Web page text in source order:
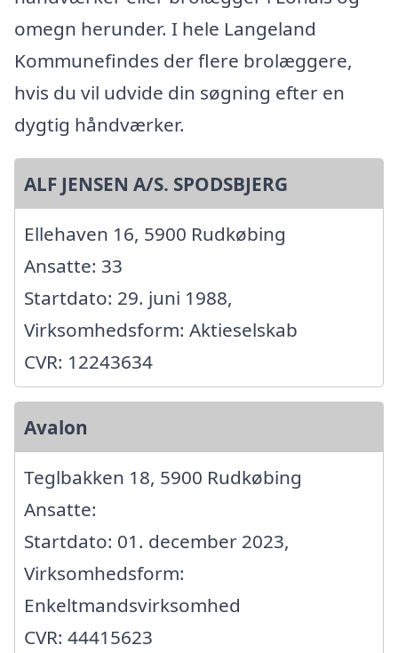
omegn herunder. I hele Langeland
Kommunefindes der flere brolæggere,
hvis du vil udvide din søgning efter en
dygtig håndværker.
ALF JENSEN A/S. SPODSBJERG
Ellehaven 16, 5900 Rudkøbing
Ansatte: 33
Startdato: 29. juni 1988,
Virksomhedsform: Aktieselskab
CVR: 12243634
Avalon
Teglbakken 18, 5900 Rudkøbing
Ansatte:
Startdato: 01. december 2023,
Virksomhedsform:
Enkeltmandsvirksomhed
CVR: 44415623